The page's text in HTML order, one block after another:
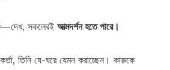
—দেখ, সকলেরইআত্মদর্শন হতে পারে।
তিনি যে-ঘরে যেমন করাচ্ছেন। কারুকে